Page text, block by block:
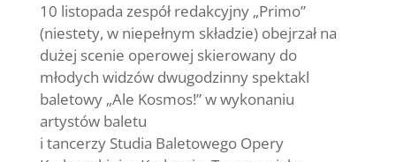
10 listopada zespół redakcyjny „Primo”
(niestety, w niepełnym składzie) obejrzał na
dużej scenie operowej skierowany do
młodych widzów dwugodzinny spektakl
baletowy „Ale Kosmos!” w wykonaniu
artystów baletu
i tancerzy Studia Baletowego Opery